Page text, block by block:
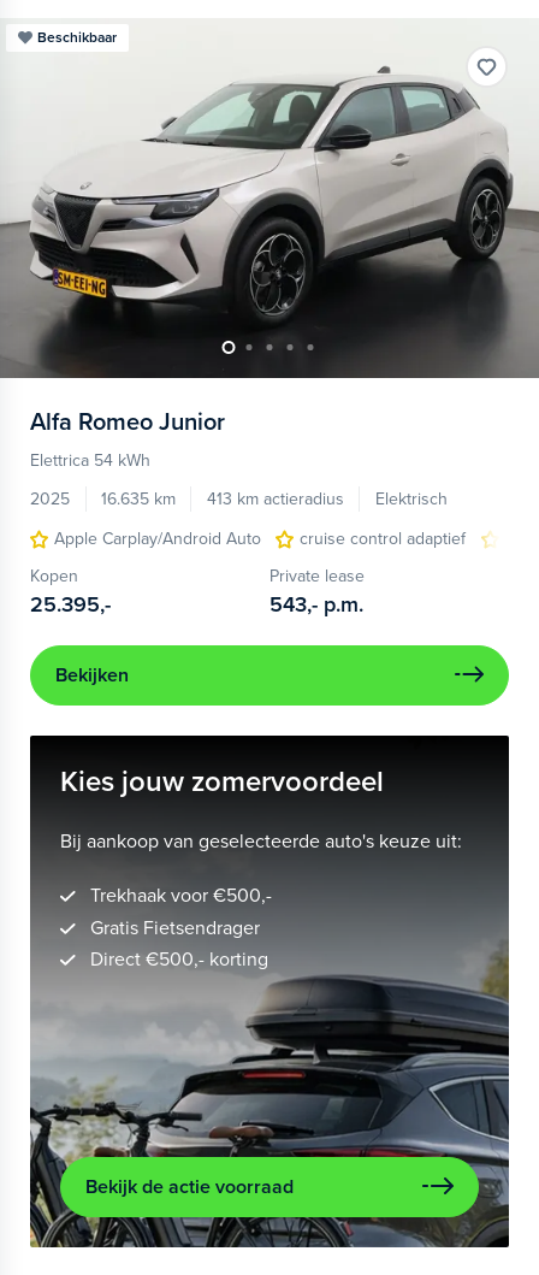
Beschikbaar
Alfa Romeo Junior
Elettrica 54 kWh
2025
16.635 km 413 km actieradius
Elektrisch
Apple Carplay/Android Auto
cruise control adaptief
Kopen
25.395,-
Private lease
543,- p.m.
Bekijken
Kies jouw zomervoordeel
Bij aankoop van geselecteerde auto's keuze uit:
Trekhaak voor €500,-
Gratis Fietsendrager
Direct €500,- korting
Bekijk de actie voorraad